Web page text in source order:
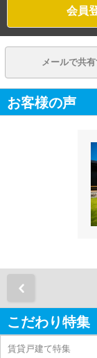
会員
メールで共
お客様の声
こだわり特集
賃貸戸建て特集